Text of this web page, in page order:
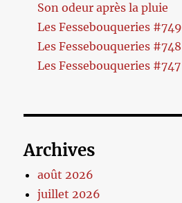
Son odeur après la pluie
Les Fessebouqueries #749
Les Fessebouqueries #748
Les Fessebouqueries #747
Archives
août 2026
juillet 2026